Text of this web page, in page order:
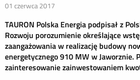
01 czerwca 2017
TAURON Polska Energia podpisał z
Rozwoju porozumienie określające
zaangażowania w realizację budowy
energetycznego 910 MW w Jaworznie.
zainteresowanie zainwestowaniem